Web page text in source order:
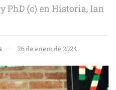
PhD (c) en Historia, Ian
26 de enero de 2024